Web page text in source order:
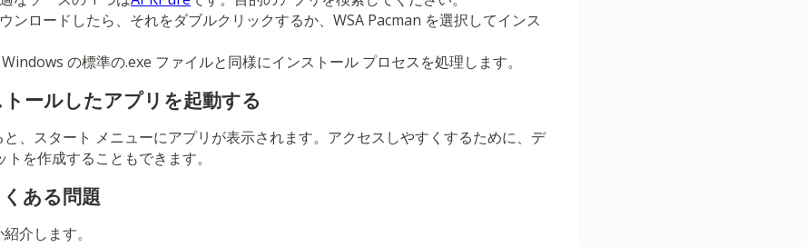
ンロードしたら、それをダブルクリックするか、WSA Pacman を選択してインス
の標準の.exe ファイルと同様にインストール プロセスを処理します。
ールしたアプリを起動する
、スタート メニューにアプリが表示されます。アクセスしやすくするために、デ
を作成することもできます。
ある問題
介します。